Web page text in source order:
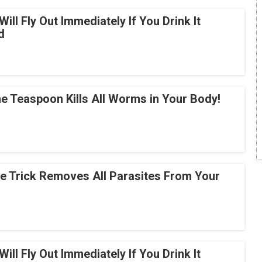
Fly Out Immediately If You Drink It
Teaspoon Kills All Worms in Your Body!
Trick Removes All Parasites From Your
Fly Out Immediately If You Drink It